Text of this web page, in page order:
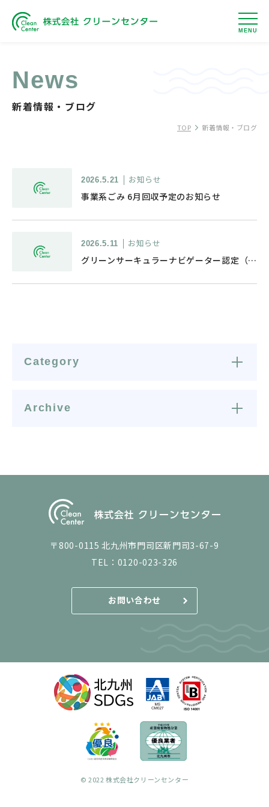
MENU
News
新着情報・ブログ
TOP 新着情報・ブログ
2026.5.21 お知らせ
事業系ごみ 6月回収予定のお知らせ
2026.5.11 お知らせ
グリーンサーキュラーナビゲーター認定（処分業）
Category
Archive
〒800-0115 北九州市門司区新門司3-67-9
TEL： 0120-023-326
お問い合わせ
© 2022 株式会社クリーンセンター